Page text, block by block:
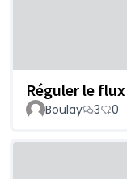
Réguler le
Boulay 3 0